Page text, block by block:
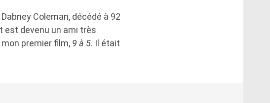
Coleman, décédé à 92
est devenu un ami très
premier film, 9 à 5. Il était